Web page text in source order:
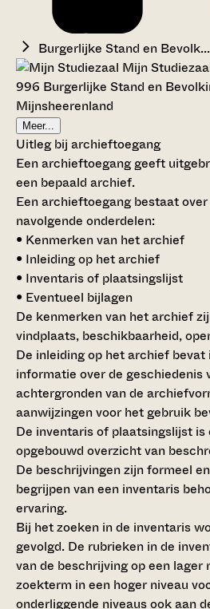
Burgerlijke Stand en Bevolk...
Mijn
996 Burgerlijke Stand en
Mijnsheerenland
Meer...
Uitleg bij archieftoegang
Een archieftoegang geeft
een bepaald archief.
Een archieftoegang bestaat
navolgende onderdelen:
• Kenmerken van het archief
• Inleiding op het archief
• Inventaris of plaatsingslijst
• Eventueel bijlagen
De kenmerken van het archief
vindplaats, beschikbaarheid,
De inleiding op het archief
informatie over de geschiedenis
achtergronden van de
aanwijzingen voor het gebruik
De inventaris of plaatsingslijst
opgebouwd overzicht van
De beschrijvingen zijn formeel
begrijpen van een inventaris
ervaring.
Bij het zoeken in de inventaris
gevolgd. De rubrieken in de
van de beschrijving op een lager
zoekterm in een hoger niveau
onderliggende niveaus ook aan